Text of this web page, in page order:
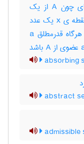
زیرمجموعه ی جاذب زیرمجموعه ای چون A از یک
فضای برداری به طوری که به ازای هر نقطه ی x یک عدد
b بزرگتر از صفر وجود داشته باشد که هرگاه قدرمطلق a
absorbing
abstract
admissible